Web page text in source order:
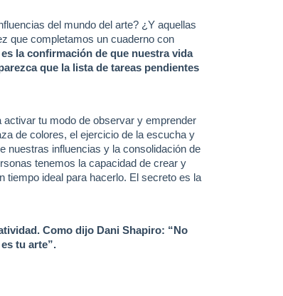
del mundo del arte? ¿Y aquellas
que completamos un cuaderno con
la confirmación de que nuestra vida
que la lista de tareas pendientes
activar tu modo de observar y emprender
de colores, el ejercicio de la escucha y
nuestras influencias y la consolidación de
tenemos la capacidad de crear y
tiempo ideal para hacerlo. El secreto es la
Como dijo Dani Shapiro: “No
tu arte”.